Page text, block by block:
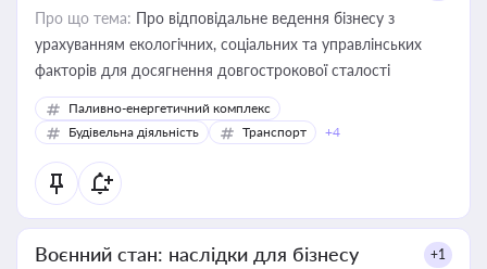
Про що тема: Про відповідальне ведення бізнесу з
урахуванням екологічних, соціальних та управлінських
факторів для досягнення довгострокової сталості
Паливно-енергетичний комплекс
Будівельна діяльність
Транспорт +4
Воєнний стан: наслідки для бізнесу +1